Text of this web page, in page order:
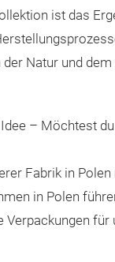
ist das
der Natur und
– Möchtest
Fabrik in Polen
in Polen
Verpackungen